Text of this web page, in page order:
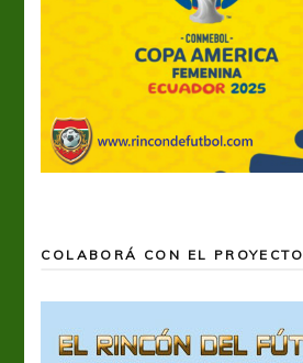
COLABORÁ CON EL PROYECTO